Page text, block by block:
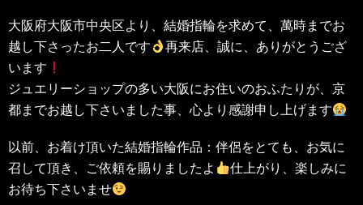
大阪府大阪市中央区より、結婚指輪を求めて、萬時までお
越し下さったお二人です
再来店、誠に、ありがとうござ
います
ジュエリーショップの多い大阪にお住いのおふたりが、京
都までお越し下さいました事、心より感謝申し上げます
以前、お着け頂いた結婚指輪作品：伴侶をとても、お気に
召して頂き、ご依頼を賜りましたよ
仕上がり、楽しみに
お待ち下さいませ